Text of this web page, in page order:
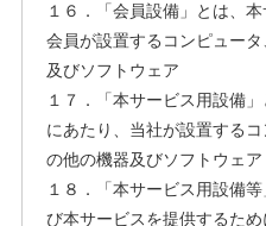
１６．「会員設備」とは、
会員が設置するコンピュー
及びソフトウェア
１７．「本サービス用設備
にあたり、当社が設置する
の他の機器及びソフトウェア
１８．「本サービス用設備
び本サービスを提供するた